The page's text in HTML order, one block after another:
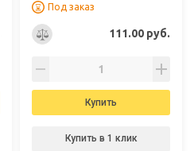
Под заказ
111.00 руб.
Купить
Купить в 1 клик